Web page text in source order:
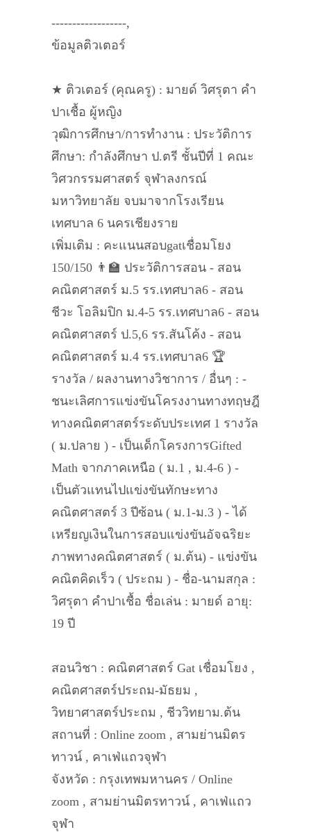
------------------,
ข้อมูลติวเตอร์
★ ติวเตอร์ (คุณครู) : มายด์ วิศรุตา คำ
ปาเชื้อ ผู้หญิง
วุฒิการศึกษา/การทำงาน : ประวัติการ
ศึกษา: กำลังศึกษา ป.ตรี ชั้นปีที่ 1 คณะ
วิศวกรรมศาสตร์ จุฬาลงกรณ์
มหาวิทยาลัย จบมาจากโรงเรียน
เทศบาล 6 นครเชียงราย
เพิ่มเติม : คะแนนสอบgatเชื่อมโยง
150/150 👨‍🏫 ประวัติการสอน - สอน
คณิตศาสตร์ ม.5 รร.เทศบาล6 - สอน
ชีวะ โอลิมปิก ม.4-5 รร.เทศบาล6 - สอน
คณิตศาสตร์ ป.5,6 รร.สันโค้ง - สอน
คณิตศาสตร์ ม.4 รร.เทศบาล6 🏆
รางวัล / ผลงานทางวิชาการ / อื่นๆ : -
ชนะเลิศการแข่งขันโครงงานทางทฤษฎี
ทางคณิตศาสตร์ระดับประเทศ 1 รางวัล
( ม.ปลาย ) - เป็นเด็กโครงการGifted
Math จากภาคเหนือ ( ม.1 , ม.4-6 ) -
เป็นตัวแทนไปแข่งขันทักษะทาง
คณิตศาสตร์ 3 ปีซ้อน ( ม.1-ม.3 ) - ได้
เหรียญเงินในการสอบแข่งขันอัจฉริยะ
ภาพทางคณิตศาสตร์ ( ม.ต้น) - แข่งขัน
คณิตคิดเร็ว ( ประถม ) - ชื่อ-นามสกุล :
วิศรุตา คำปาเชื้อ ชื่อเล่น : มายด์ อายุ:
19 ปี
สอนวิชา : คณิตศาสตร์ Gat เชื่อมโยง ,
คณิตศาสตร์ประถม-มัธยม ,
วิทยาศาสตร์ประถม , ชีววิทยาม.ต้น
สถานที่ : Online zoom , สามย่านมิตร
ทาวน์ , คาเฟ่แถวจุฬา
จังหวัด : กรุงเทพมหานคร / Online
zoom , สามย่านมิตรทาวน์ , คาเฟ่แถว
จุฬา